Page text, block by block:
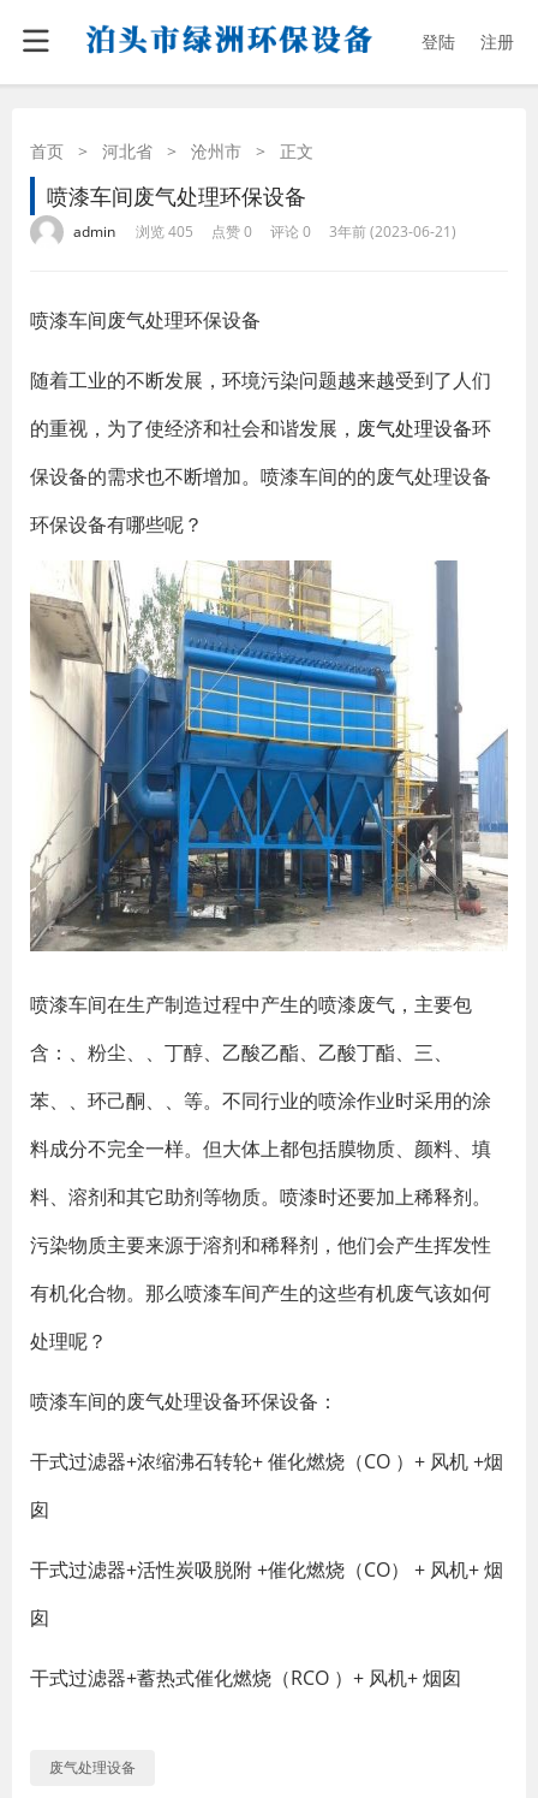
登陆 注册
首页 > 河北省 > 沧州市 > 正文
喷漆车间废气处理环保设备
admin 浏览 405 点赞 0 评论 0 3年前 (2023-06-21)
喷漆车间废气处理环保设备
随着工业的不断发展，环境污染问题越来越受到了人们
的重视，为了使经济和社会和谐发展， 废气处理设备环
保设备的需求也不断增加。喷漆车间的的废气处理设备
环保设备有哪些呢？
喷漆车间在生产制造过程中产生的喷漆废气，主要包
含：、粉尘、、丁醇、乙酸乙酯、乙酸丁酯、三、
苯、、环己酮、、等。不同行业的喷涂作业时采用的涂
料成分不完全一样。但大体上都包括膜物质、颜料、填
料、溶剂和其它助剂等物质。喷漆时还要加上稀释剂。
污染物质主要来源于溶剂和稀释剂，他们会产生挥发性
有机化合物。那么喷漆车间产生的这些有机废气该如何
处理呢？
喷漆车间的废气处理设备环保设备：
干式过滤器+浓缩沸石转轮+ 催化燃烧（CO ）+ 风机 +烟
囱
干式过滤器+活性炭吸脱附 +催化燃烧（CO） + 风机+ 烟
囱
干式过滤器+蓄热式催化燃烧（RCO ）+ 风机+ 烟囱
废气处理设备